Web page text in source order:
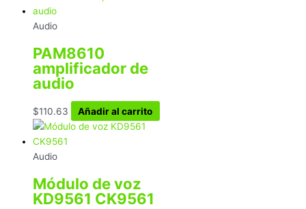
Audio
PAM8610
amplificador de
audio
$110.63 Añadir al carrito
Audio
Módulo de voz
KD9561 CK9561